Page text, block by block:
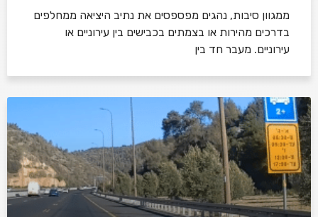
ממגוון סיבות, נהגים מפספסים את נתיב היציאה ממחלפים
בדרכים מהירות או בצמתים בכבישים בין עירוניים או
עירוניים. מעבר חד בין